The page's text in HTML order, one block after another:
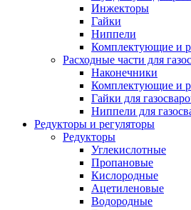
Инжекторы
Гайки
Ниппели
Комплектующие и
Расходные части для
Наконечники
Комплектующие и
Гайки для
Ниппели для
Редукторы и регуляторы
Редукторы
Углекислотные
Пропановые
Кислородные
Ацетиленовые
Водородные